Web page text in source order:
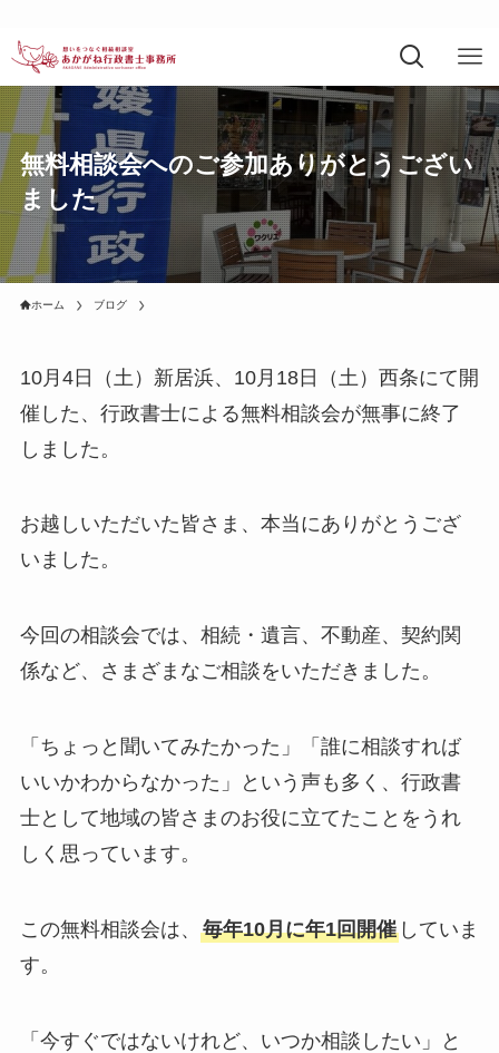
無料相談会へのご参加ありがとうござい
ました
ホーム ブログ
10月4日（土）新居浜、10月18日（土）西条にて開
催した、行政書士による無料相談会が無事に終了
しました。
お越しいただいた皆さま、本当にありがとうござ
いました。
今回の相談会では、相続・遺言、不動産、契約関
係など、さまざまなご相談をいただきました。
「ちょっと聞いてみたかった」「誰に相談すれば
いいかわからなかった」という声も多く、行政書
士として地域の皆さまのお役に立てたことをうれ
しく思っています。
この無料相談会は、 毎年10月に年1回開催していま
す。
「今すぐではないけれど、いつか相談したい」と